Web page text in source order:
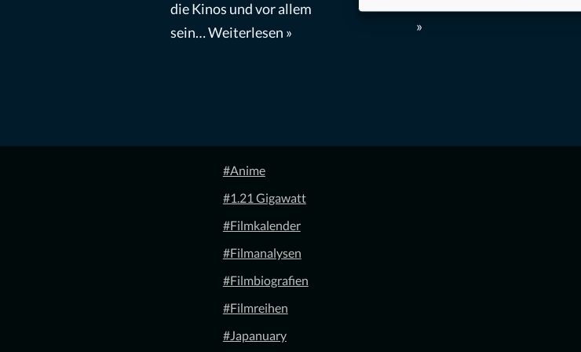
die Kinos und vor allem
sein…Weiterlesen »
»
#Anime
#1.21 Gigawatt
#Filmkalender
#Filmanalysen
#Filmbiografien
#Filmreihen
#Japanuary